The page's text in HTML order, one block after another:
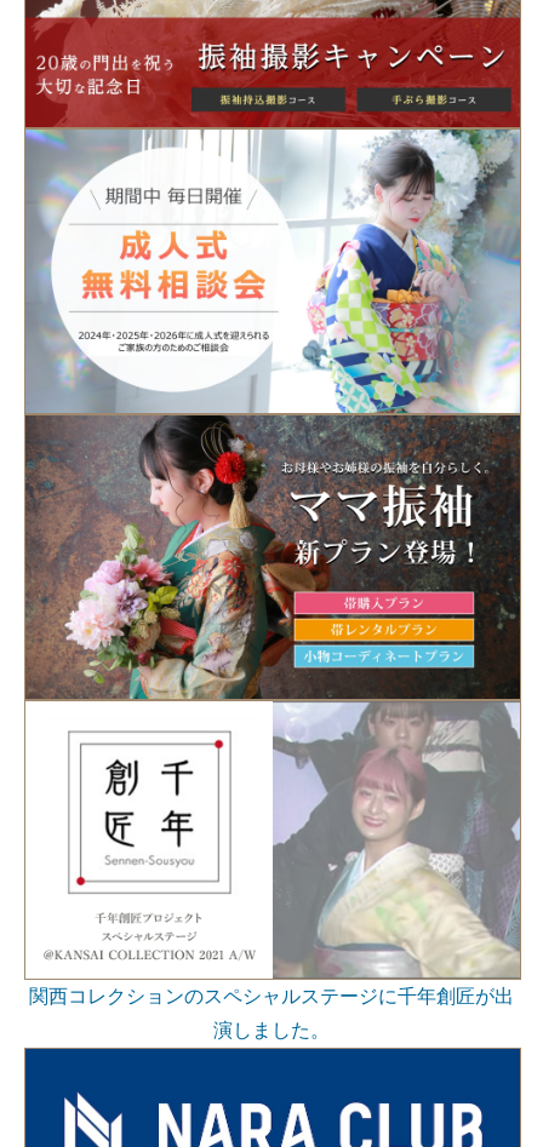
関西コレクションのスペシャルステージに千年創匠が出
演しました。